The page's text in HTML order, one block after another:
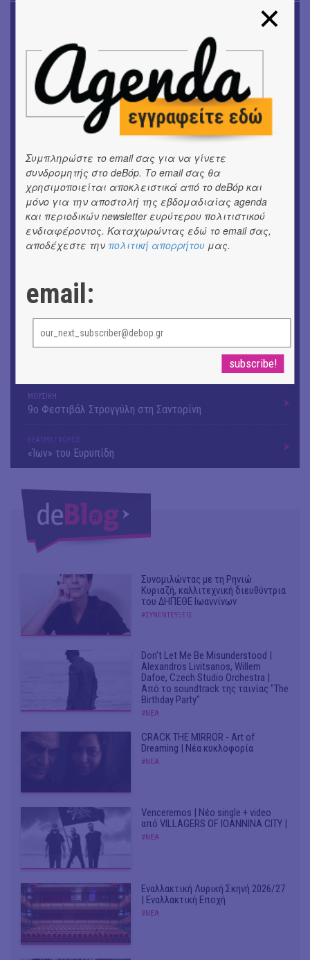
OUTDΟORS
ANILIO PARK FESTIVAL 2026
ΜΟΥΣΙΚΗ
Το 6ο Kournos Music Festival στη Λήμνο
«ΑΗ ΛΑΟΣ» | Ένα σκηνικό ρέκβιεμ για την ήττα ενός
λαού
ΕΙΚΑΣΤΙΚΑ
Ομαδική έκθεση | Προσωρινά για Πάντα
ΕΙΚΑΣΤΙΚΑ
ΕΙΚΑΣΤΙΚΑ
Θανάσης Λάλας-Κώστας Τσόκλης - Συνομιλώντας με
εικόνες και λέξεις
«Μήδεια» του Ευριπίδη | Σκην.: Nikita Milivojević
ΜΟΥΣΙΚΗ
9o Φεστιβάλ Στρογγύλη στη Σαντορίνη
ΘΕΑΤΡΟ / ΧΟΡΟΣ
«Ίων» του Ευρυπίδη
Συνομιλώντας με τη Ρηνιώ
Κυριαζή, καλλιτεχνική διευθύντρια
του ΔΗΠΕΘΕ Ιωαννίνων
#ΣΥΝΕΝΤΕΥΞΕΙΣ
Don't Let Me Be Misunderstood |
Alexandros Livitsanos, Willem
Dafoe, Czech Studio Orchestra |
Από το soundtrack της ταινίας "The
Birthday Party"
#ΝΕΑ
CRACK THE MIRROR - Art of
Dreaming | Νέα κυκλοφορία
#ΝΕΑ
Venceremos | Νέο single + video
από VILLAGERS OF IOANNINA CITY |
#ΝΕΑ
Εναλλακτική Λυρική Σκηνή 2026/27
| Εναλλακτική Εποχή
#ΝΕΑ
Συμπληρώστε το email σας για να γίνετε
συνδρομητής στο deBόp. Το email σας θα
χρησιμοποιείται αποκλειστικά από το deBόp και
μόνο για την αποστολή της εβδομαδιαίας agenda
και περιοδικών newsletter ευρύτερου πολιτιστικού
ενδιαφέροντος. Καταχωρώντας εδώ το email σας,
αποδέχεστε την πολιτική απορρήτου μας.
email: